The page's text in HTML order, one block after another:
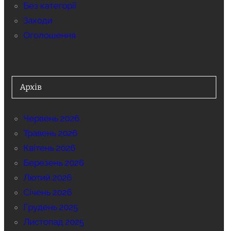
Без категорії
Заходи
Оголошення
Архів
Червень 2026
Травень 2026
Квітень 2026
Березень 2026
Лютий 2026
Січень 2026
Грудень 2025
Листопад 2025